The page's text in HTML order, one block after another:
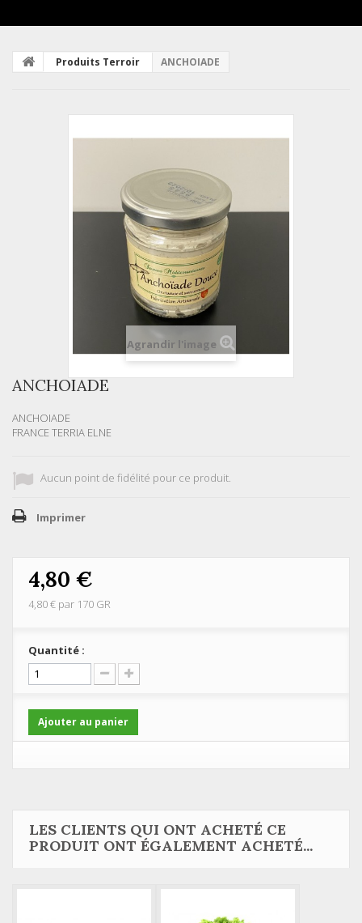
Produits Terroir ANCHOIADE
Agrandir l'image
ANCHOIADE
ANCHOIADE
FRANCE TERRIA ELNE
Aucun point de fidélité pour ce produit.
Imprimer
4,80 €
4,80 € par 170 GR
Quantité :
Ajouter au panier
LES CLIENTS QUI ONT ACHETÉ CE
PRODUIT ONT ÉGALEMENT ACHETÉ...